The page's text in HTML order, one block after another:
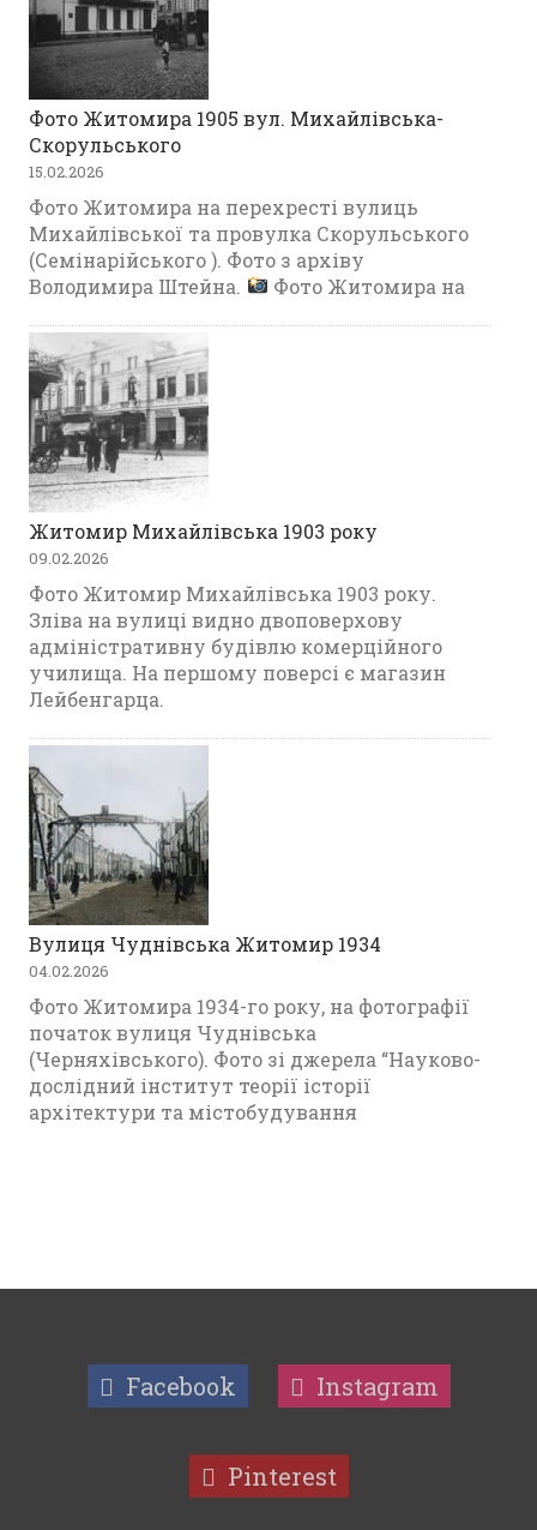
Фото Житомира 1905 вул. Михайлівська-
Скорульського
15.02.2026
Фото Житомира на перехресті вулиць
Михайлівської та провулка Скорульського
(Семінарійського ). Фото з архіву
Володимира Штейна.
Фото Житомира на
Житомир Михайлівська 1903 року
09.02.2026
Фото Житомир Михайлівська 1903 року.
Зліва на вулиці видно двоповерхову
адміністративну будівлю комерційного
училища. На першому поверсі є магазин
Лейбенгарца.
Вулиця Чуднівська Житомир 1934
04.02.2026
Фото Житомира 1934-го року, на фотографії
початок вулиця Чуднівська
(Черняхівського). Фото зі джерела “Науково-
дослідний інститут теорії історії
архітектури та містобудування
Facebook Instagram
Pinterest